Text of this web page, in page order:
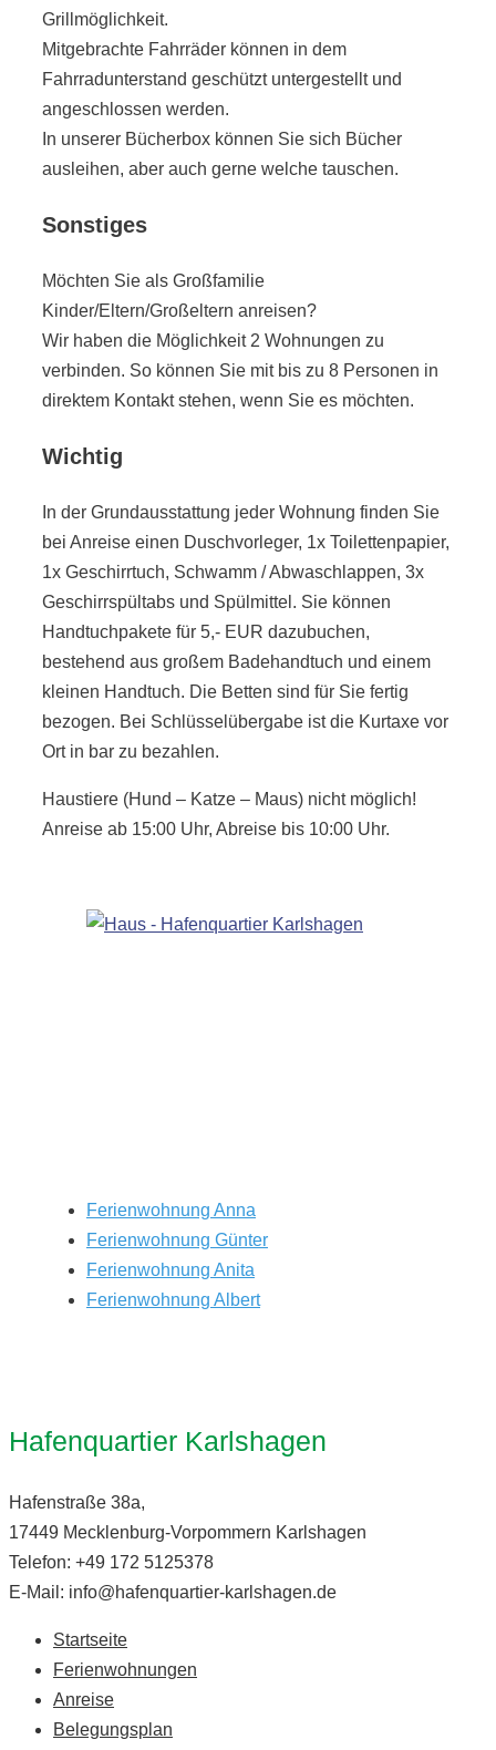
Grillmöglichkeit.
Mitgebrachte Fahrräder können in dem
Fahrradunterstand geschützt untergestellt und
angeschlossen werden.
In unserer Bücherbox können Sie sich Bücher
ausleihen, aber auch gerne welche tauschen.
Sonstiges
Möchten Sie als Großfamilie
Kinder/Eltern/Großeltern anreisen?
Wir haben die Möglichkeit 2 Wohnungen zu
verbinden. So können Sie mit bis zu 8 Personen in
direktem Kontakt stehen, wenn Sie es möchten.
Wichtig
In der Grundausstattung jeder Wohnung finden Sie
bei Anreise einen Duschvorleger, 1x Toilettenpapier,
1x Geschirrtuch, Schwamm / Abwaschlappen, 3x
Geschirrspültabs und Spülmittel. Sie können
Handtuchpakete für 5,- EUR dazubuchen,
bestehend aus großem Badehandtuch und einem
kleinen Handtuch. Die Betten sind für Sie fertig
bezogen. Bei Schlüsselübergabe ist die Kurtaxe vor
Ort in bar zu bezahlen.
Haustiere (Hund – Katze – Maus) nicht möglich!
Anreise ab 15:00 Uhr, Abreise bis 10:00 Uhr.
Ferienwohnung Anna
Ferienwohnung Günter
Ferienwohnung Anita
Ferienwohnung Albert
Hafenquartier Karlshagen
Hafenstraße 38a,
17449 Mecklenburg-Vorpommern Karlshagen
Telefon: +49 172 5125378
E-Mail: info@hafenquartier-karlshagen.de
Startseite
Ferienwohnungen
Anreise
Belegungsplan